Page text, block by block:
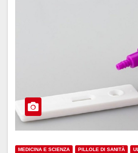
MEDICINA E SCIENZA PILLOLE DI SANITÀ